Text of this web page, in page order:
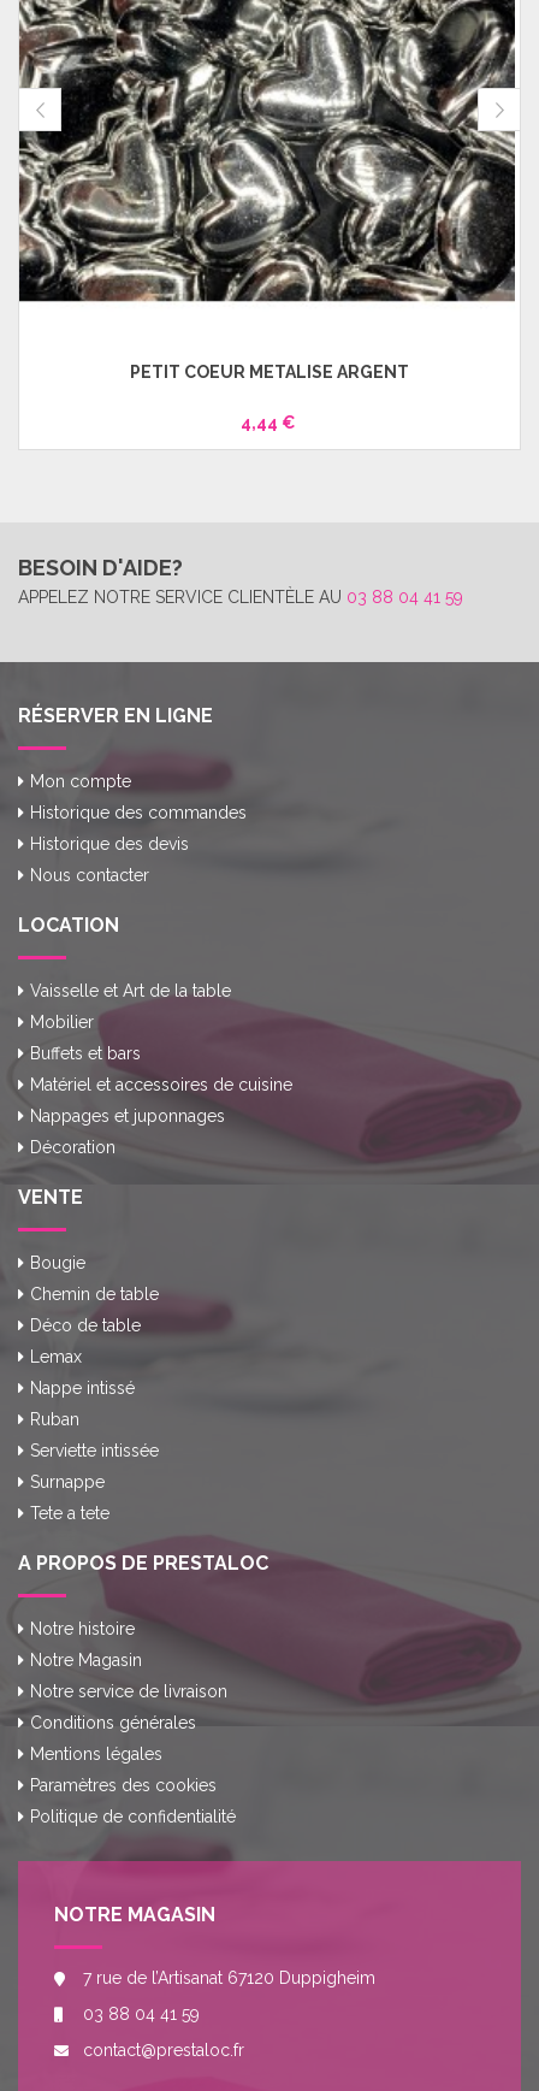
PETIT COEUR METALISE ARGENT
4,44 €
BESOIN D'AIDE?
APPELEZ NOTRE SERVICE CLIENTÈLE AU 03 88 04 41 59
RÉSERVER EN LIGNE
Mon compte
Historique des commandes
Historique des devis
Nous contacter
LOCATION
Vaisselle et Art de la table
Mobilier
Buffets et bars
Matériel et accessoires de cuisine
Nappages et juponnages
Décoration
VENTE
Bougie
Chemin de table
Déco de table
Lemax
Nappe intissé
Ruban
Serviette intissée
Surnappe
Tete a tete
A PROPOS DE PRESTALOC
Notre histoire
Notre Magasin
Notre service de livraison
Conditions générales
Mentions légales
Paramètres des cookies
Politique de confidentialité
NOTRE MAGASIN
7 rue de l’Artisanat 67120 Duppigheim
03 88 04 41 59
contact@prestaloc.fr